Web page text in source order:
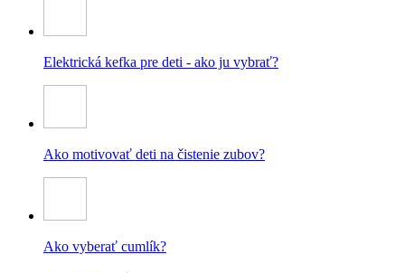
Elektrická kefka pre deti - ako ju vybrať?
Ako motivovať deti na čistenie zubov?
Ako vyberať cumlík?